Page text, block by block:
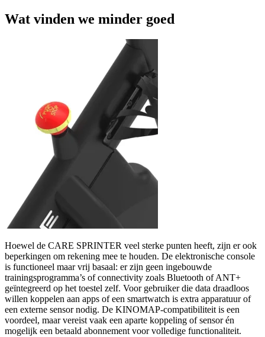
Wat vinden we minder goed
Hoewel de CARE SPRINTER veel sterke punten heeft, zijn er ook
beperkingen om rekening mee te houden. De elektronische console
is functioneel maar vrij basaal: er zijn geen ingebouwde
trainingsprogramma’s of connectivity zoals Bluetooth of ANT+
geïntegreerd op het toestel zelf. Voor gebruiker die data draadloos
willen koppelen aan apps of een smartwatch is extra apparatuur of
een externe sensor nodig. De KINOMAP-compatibiliteit is een
voordeel, maar vereist vaak een aparte koppeling of sensor én
mogelijk een betaald abonnement voor volledige functionaliteit.